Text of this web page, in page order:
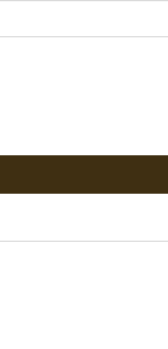
PODMIENKY